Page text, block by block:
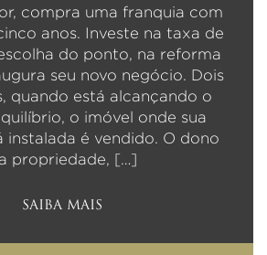
compra uma franquia com
anos. Investe na taxa de
do ponto, na reforma
seu novo negócio. Dois
quando está alcançando o
o imóvel onde sua
instalada é vendido. O dono
propriedade, […]
SAIBA MAIS